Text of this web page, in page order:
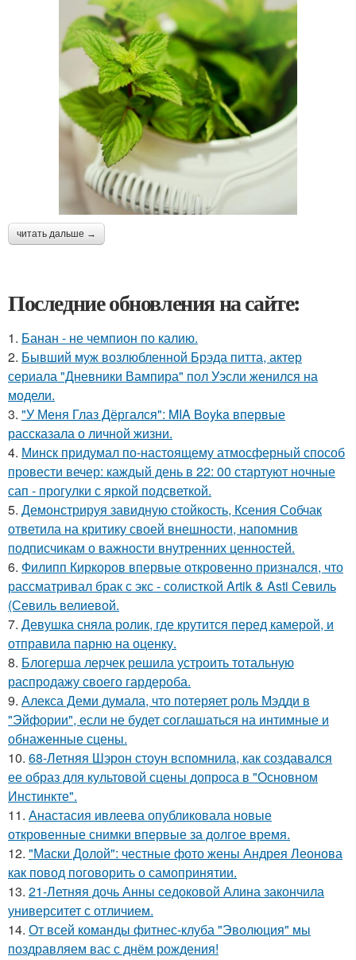
читать дальше →
Последние обновления на сайте:
1. Банан - не чемпион по калию.
2. Бывший муж возлюбленной Брэда питта, актер
сериала "Дневники Вампира" пол Уэсли женился на
модели.
3. "У Меня Глаз Дёргался": MIA Boyka впервые
рассказала о личной жизни.
4. Минск придумал по-настоящему атмосферный способ
провести вечер: каждый день в 22: 00 стартуют ночные
сап - прогулки с яркой подсветкой.
5. Демонстрируя завидную стойкость, Ксения Собчак
ответила на критику своей внешности, напомнив
подписчикам о важности внутренних ценностей.
6. Филипп Киркоров впервые откровенно признался, что
рассматривал брак с экс - солисткой Artik & Asti Севиль
(Севиль велиевой.
7. Девушка сняла ролик, где крутится перед камерой, и
отправила парню на оценку.
8. Блогерша лерчек решила устроить тотальную
распродажу своего гардероба.
9. Алекса Деми думала, что потеряет роль Мэдди в
"Эйфории", если не будет соглашаться на интимные и
обнаженные сцены.
10. 68-Летняя Шэрон стоун вспомнила, как создавался
ее образ для культовой сцены допроса в "Основном
Инстинкте".
11. Анастасия ивлеева опубликовала новые
откровенные снимки впервые за долгое время.
12. "Маски Долой": честные фото жены Андрея Леонова
как повод поговорить о самопринятии.
13. 21-Летняя дочь Анны седоковой Алина закончила
университет с отличием.
14. От всей команды фитнес-клуба "Эволюция" мы
поздравляем вас с днём рождения!